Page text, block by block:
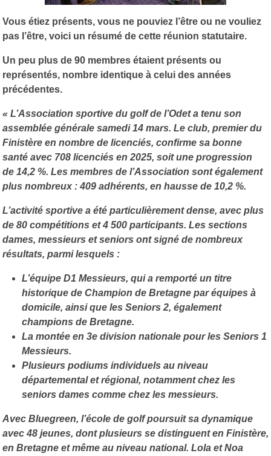
Vous étiez présents, vous ne pouviez l’être ou ne vouliez
pas l’être, voici un résumé de cette réunion statutaire.
Un peu plus de 90 membres étaient présents ou
représentés, nombre identique à celui des années
précédentes.
« L’Association sportive du golf de l’Odet a tenu son
assemblée générale samedi 14 mars. Le club, premier du
Finistère en nombre de licenciés, confirme sa bonne
santé avec 708 licenciés en 2025, soit une progression
de 14,2 %. Les membres de l’Association sont également
plus nombreux :409 adhérents, en hausse de 10,2 %.
L’activité sportive a été particulièrement dense, avec plus
de 80 compétitions et4 500 participants. Les sections
dames, messieurs et seniors ont signé de nombreux
résultats, parmi lesquels :
L’équipe D1 Messieurs, qui a remporté un titre
historique de Champion de Bretagne par équipes à
domicile, ainsi que les Seniors 2, également
champions de Bretagne.
La montée en 3e division nationale pour les Seniors 1
Messieurs.
Plusieurs podiums individuels au niveau
départemental et régional, notamment chez les
seniors dames comme chez les messieurs.
Avec Bluegreen, l’école de golf poursuit sa dynamique
avec48 jeunes, dont plusieurs se distinguent en Finistère,
en Bretagne et même au niveau national. Lola et Noa